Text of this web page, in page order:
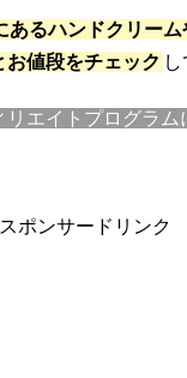
あるハンドクリー
お値段をチェック
エイトプログラム
スポンサードリンク